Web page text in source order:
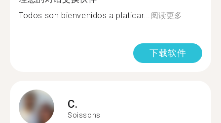
Todos son bienvenidos a platicar...阅读更多
下载软件
C.
Soissons